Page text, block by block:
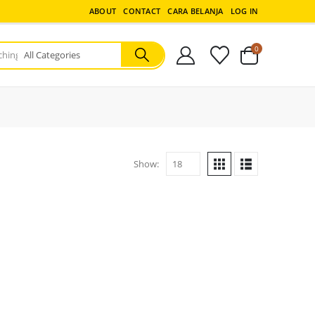
ABOUT CONTACT CARA BELANJA LOG IN
0
Show: